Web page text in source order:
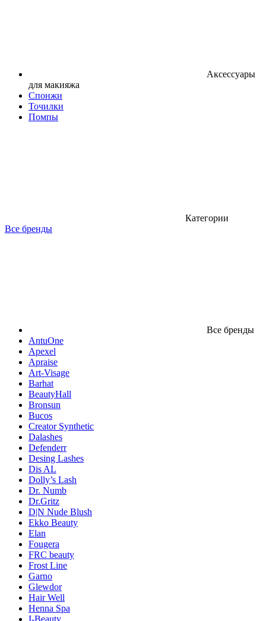
Аксессуары
для макияжа
Спонжи
Точилки
Помпы
Категории
Все бренды
Все бренды
AntuOne
Apexel
Apraise
Art-Visage
Barhat
BeautyHall
Bronsun
Bucos
Creator Synthetic
Dalashes
Defenderr
Desing Lashes
Dis AL
Dolly’s Lash
Dr. Numb
Dr.Gritz
D|N Nude Blush
Ekko Beauty
Elan
Fougera
FRC beauty
Frost Line
Garno
Glewdor
Hair Well
Henna Spa
I-Beauty